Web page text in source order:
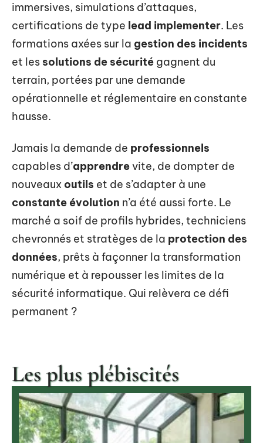
immersives, simulations d’attaques,
certifications de type lead implementer. Les
formations axées sur la gestion des incidents
et les solutions de sécurité gagnent du
terrain, portées par une demande
opérationnelle et réglementaire en constante
hausse.
Jamais la demande de professionnels
capables d’apprendrevite, de dompter de
nouveaux outils et de s’adapter à une
constante évolution n’a été aussi forte. Le
marché a soif de profils hybrides, techniciens
chevronnés et stratèges de la protection des
données, prêts à façonner la transformation
numérique et à repousser les limites de la
sécurité informatique. Qui relèvera ce défi
permanent ?
Les plus plébiscités